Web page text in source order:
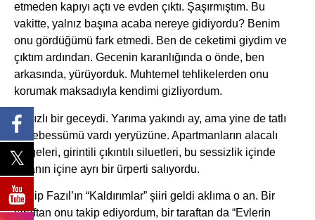
etmeden kapıyı açtı ve evden çıktı. Şaşırmıştım. Bu
vakitte, yalnız başına acaba nereye gidiyordu? Benim
onu gördüğümü fark etmedi. Ben de ceketimi giydim ve
çıktım ardından. Gecenin karanlığında o önde, ben
arkasında, yürüyorduk. Muhtemel tehlikelerden onu
korumak maksadıyla kendimi gizliyordum.
Yıldızlı bir geceydi. Yarıma yakındı ay, ama yine de tatlı
bir tebessümü vardı yeryüzüne. Apartmanların alacalı
gölgeleri, girintili çıkıntılı siluetleri, bu sessizlik içinde
insanın içine ayrı bir ürperti salıyordu.
Necip Fazıl’ın “Kaldırımlar” şiiri geldi aklıma o an. Bir
taraftan onu takip ediyordum, bir taraftan da “Evlerin